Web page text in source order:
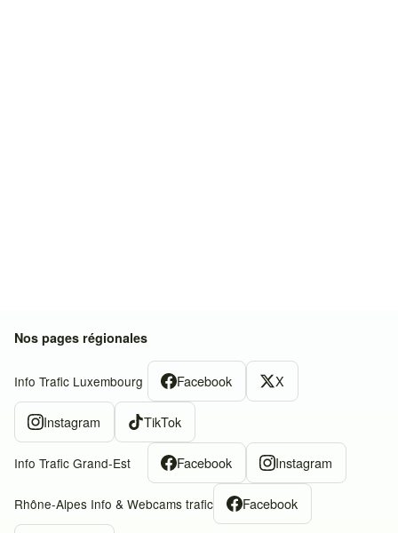
Nos pages régionales
Info Trafic Luxembourg Facebook X
Instagram TikTok
Info Trafic Grand-Est Facebook Instagram
Rhône-Alpes Info & Webcams trafic Facebook